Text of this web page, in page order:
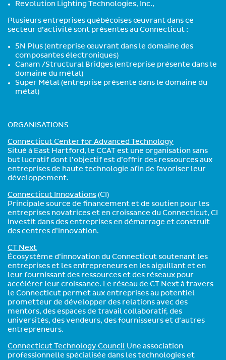
Revolution Lighting Technologies, Inc.,
Plusieurs entreprises québécoises œuvrant dans ce
secteur d’activité sont présentes au Connecticut :
5N Plus (entreprise œuvrant dans le domaine des
composantes électroniques)
Canam /Structural Bridges (entreprise présente dans le
domaine du métal)
Super Métal (entreprise présente dans le domaine du
métal)
ORGANISATIONS
Connecticut Center for Advanced Technology
Situé à East Hartford, le CCAT est une organisation sans
but lucratif dont l’objectif est d’offrir des ressources aux
entreprises de haute technologie afin de favoriser leur
développement.
Connecticut Innovations (CI)
Principale source de financement et de soutien pour les
entreprises novatrices et en croissance du Connecticut, CI
investit dans des entreprises en démarrage et construit
des centres d’innovation.
CT Next
Écosystème d’innovation du Connecticut soutenant les
entreprises et les entrepreneurs en les aiguillant et en
leur fournissant des ressources et des réseaux pour
accélérer leur croissance. Le réseau de CT Next à travers
le Connecticut permet aux entreprises au potentiel
prometteur de développer des relations avec des
mentors, des espaces de travail collaboratif, des
universités, des vendeurs, des fournisseurs et d’autres
entrepreneurs.
Connecticut Technology Council Une association
professionnelle spécialisée dans les technologies et